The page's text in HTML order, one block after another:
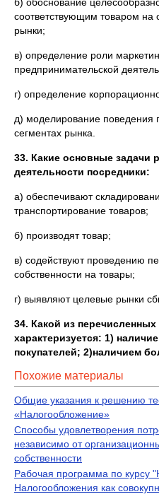
соответствующим товаром на
рынки;
в) определение роли
предпринимательской
г) определение
д) моделирование поведения
сегментах рынка.
33. Какие основные задачи
деятельности посредники:
а) обеспечивают
транспортирование товаров;
б) производят товар;
в) содействуют проведению
собственности на товары;
г) выявляют целевые рынки
34. Какой из
характеризуется: 1)
покупателей; 2)наличием
Похожие материалы
Общие указания к решению
«Налогообложение»
Способы удовлетворения
независимо от
собственности
Рабочая программа по курсу
Налогообложения как